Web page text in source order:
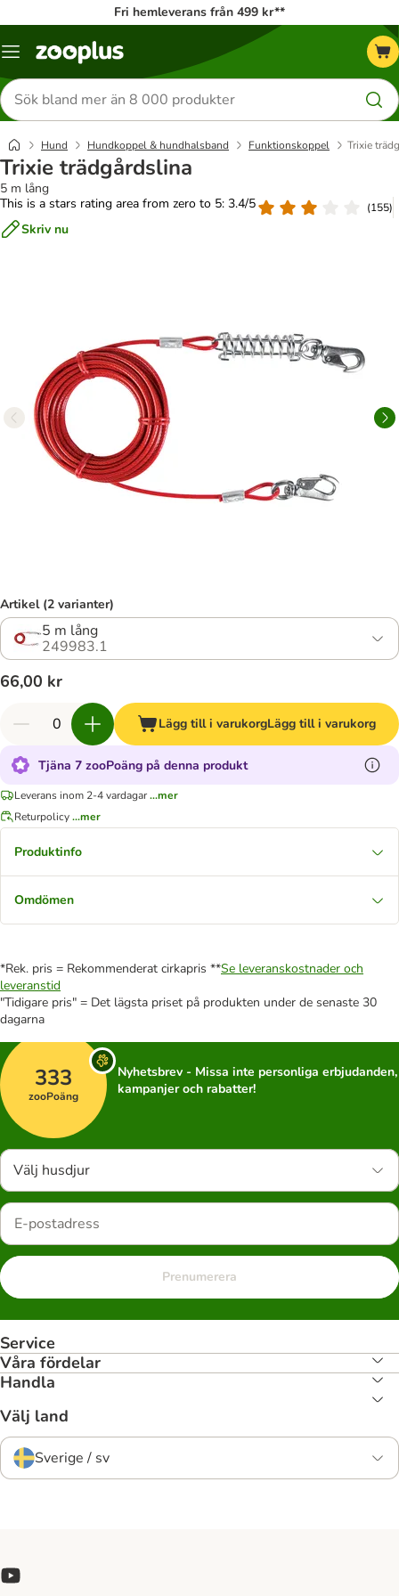
Fri hemleverans från 499 kr**
Katalogmeny
Sök
efter
produkter
Hund Hundkoppel & hundhalsband Funktionskoppel Trixie
Trixie trädgårdslina
5 m lång
This is a stars rating area from zero to 5: 3.4/5
(155)
Skriv nu
Artikel (2 varianter)
5 m lång
249983.1
66,00 kr
Lägg till i varukorgLägg till i varukorg
Tjäna 7 zooPoäng på denna produkt
Leverans inom 2-4 vardagar...mer
Returpolicy...mer
Produktinfo
Omdömen
*Rek. pris = Rekommenderat cirkapris **Se leveranskostnader och
leveranstid
"Tidigare pris" = Det lägsta priset på produkten under de senaste 30
dagarna
333
zooPoäng
Nyhetsbrev - Missa inte personliga erbjudanden,
kampanjer och rabatter!
Välj husdjur
Prenumerera
Service
Våra fördelar
Handla
Välj land
Sverige / sv